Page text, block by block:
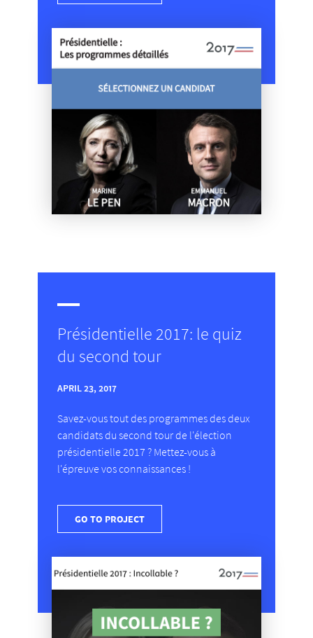
Présidentielle 2017: le quiz
du second tour
APRIL 23, 2017
Savez-vous tout des programmes des deux
candidats du second tour de l'élection
présidentielle 2017 ? Mettez-vous à
l'épreuve vos connaissances !
GO TO PROJECT